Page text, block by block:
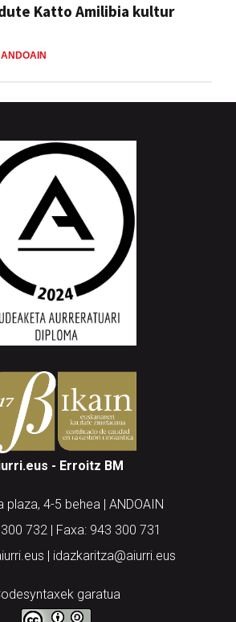
Katto Amilibia kultur
ANDOAIN
- Erroitz BM
plaza, 4-5 behea | ANDOAIN
732 | Faxa: 943 300 731
| idazkaritza@aiurri.eus
garatua